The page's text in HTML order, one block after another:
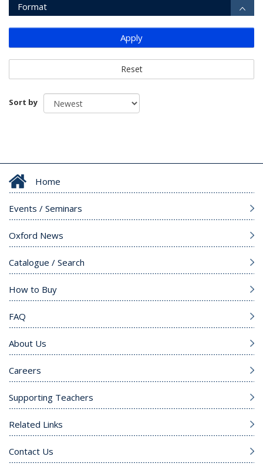
Format
Apply
Reset
Sort by
Home
Events / Seminars
Oxford News
Catalogue / Search
How to Buy
FAQ
About Us
Careers
Supporting Teachers
Related Links
Contact Us